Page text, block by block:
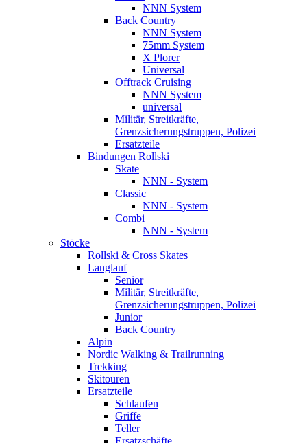
NNN System
Back Country
NNN System
75mm System
X Plorer
Universal
Offtrack Cruising
NNN System
universal
Militär, Streitkräfte,
Grenzsicherungstruppen, Polizei
Ersatzteile
Bindungen Rollski
Skate
NNN - System
Classic
NNN - System
Combi
NNN - System
Stöcke
Rollski & Cross Skates
Langlauf
Senior
Militär, Streitkräfte,
Grenzsicherungstruppen, Polizei
Junior
Back Country
Alpin
Nordic Walking & Trailrunning
Trekking
Skitouren
Ersatzteile
Schlaufen
Griffe
Teller
Ersatzschäfte